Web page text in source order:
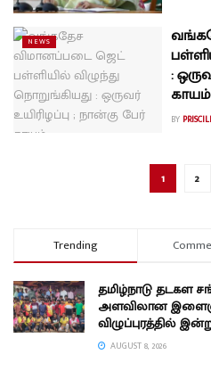
NEWS
:
காயம்
BY
1 2
Trending
தமிழ்நாடு தடகள
அளவிலான
விழுப்புரத்தில்
AUGUST 8, 2026